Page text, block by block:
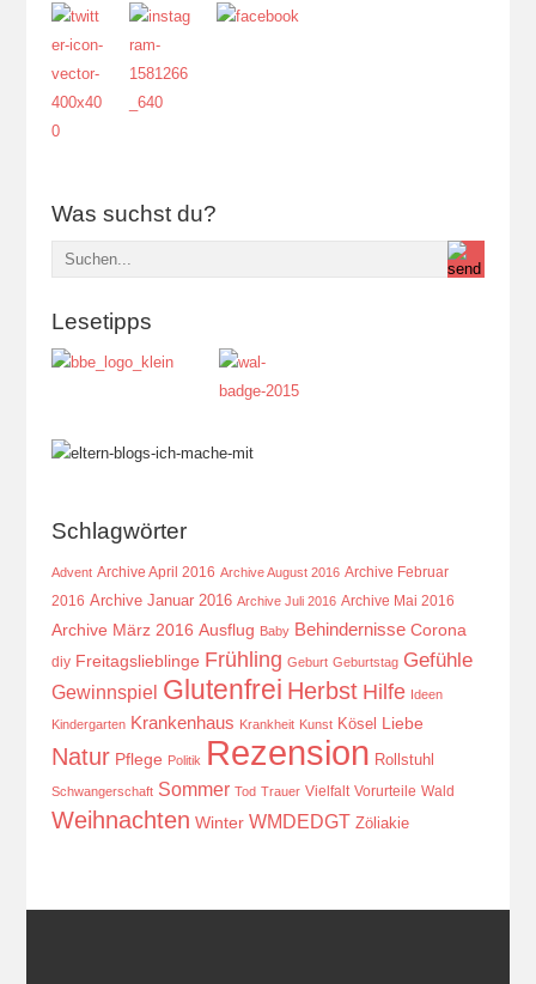
Was suchst du?
Lesetipps
Schlagwörter
Advent Archive April 2016 Archive August 2016 Archive Februar
2016 Archive Januar 2016 Archive Juli 2016 Archive Mai 2016
Archive März 2016 Ausflug Baby Behindernisse Corona
diy Freitagslieblinge Frühling Geburt Geburtstag Gefühle
Gewinnspiel Glutenfrei Herbst Hilfe Ideen
Kindergarten Krankenhaus Krankheit Kunst Kösel Liebe
Natur Pflege Politik Rezension Rollstuhl
Schwangerschaft Sommer Tod Trauer Vielfalt Vorurteile Wald
Weihnachten Winter WMDEDGT Zöliakie